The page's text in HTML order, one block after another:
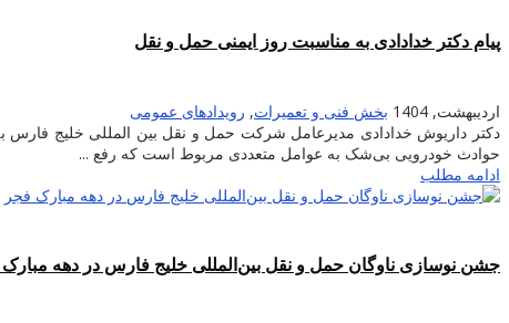
پیام دکتر خدادادی به مناسبت روز ایمنی حمل و نقل
اردیبهشت, 1404 بخش فنی و تعمیرات, رویدادهای عمومی
دکتر داریوش خدادادی مدیرعامل شرکت حمل و نقل بین المللی خلیج فارس
حوادث خودرویی بی‌شک به عوامل متعددی مربوط است که رفع ...
ادامه مطلب
جشن نوسازی ناوگان حمل و نقل بین‌المللی خلیج فارس در دهه